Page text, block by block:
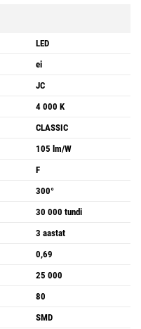
LED
ei
JC
4 000 K
CLASSIC
105 lm/W
F
300°
30 000 tundi
3 aastat
0,69
25 000
80
SMD